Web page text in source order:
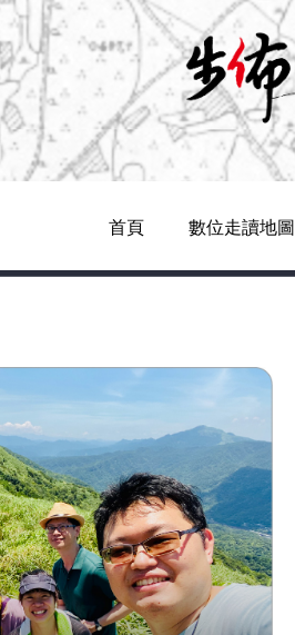
Navigation
首頁 數位走讀地圖